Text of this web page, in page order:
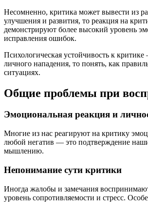
Несомненно, критика может вывести из
улучшения и развития, то реакция на
демонстрируют более высокий уровень
исправления ошибок.
Психологическая устойчивость к
личного нападения, то понять, как
ситуациях.
Общие проблемы при
Эмоциональная реакция и
Многие из нас реагируют на критику
любой негатив — это подтверждение
мышлению.
Непонимание сути критики
Иногда жалобы и замечания
уровень сопротивляемости и стресс.